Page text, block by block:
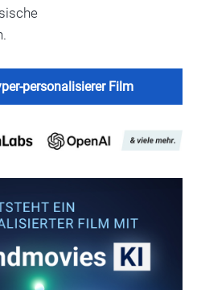
personalisierer Film